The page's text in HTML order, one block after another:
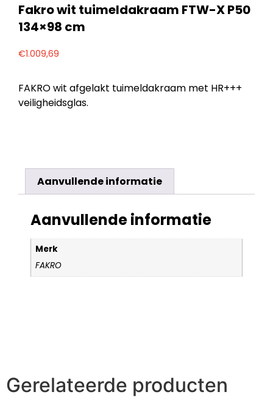
Fakro wit tuimeldakraam FTW-X P50
134×98 cm
€1.009,69
FAKRO wit afgelakt tuimeldakraam met HR+++
veiligheidsglas.
Aanvullende informatie
Aanvullende informatie
Merk
FAKRO
Gerelateerde producten